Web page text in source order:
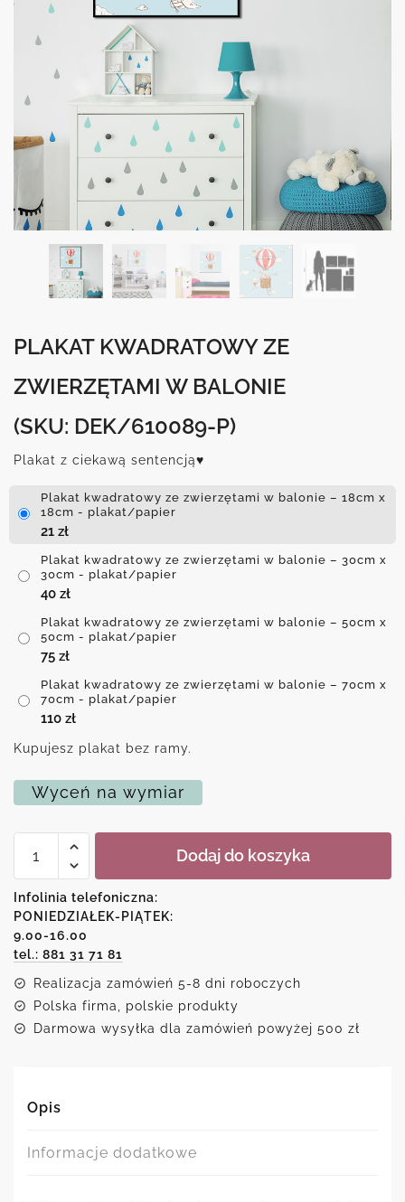
PLAKAT KWADRATOWY ZE
ZWIERZĘTAMI W BALONIE
(SKU: DEK/610089-P)
Plakat z ciekawą sentencją♥
Plakat kwadratowy ze zwierzętami w balonie – 18cm x
18cm - plakat/papier
21 zł
Plakat kwadratowy ze zwierzętami w balonie – 30cm x
30cm - plakat/papier
40 zł
Plakat kwadratowy ze zwierzętami w balonie – 50cm x
50cm - plakat/papier
75 zł
Plakat kwadratowy ze zwierzętami w balonie – 70cm x
70cm - plakat/papier
110 zł
Kupujesz plakat bez ramy.
Wyceń na wymiar
Plakat
kwadratowy
zwierzętami
w
balonie
Dodaj do koszyka
Infolinia telefoniczna:
PONIEDZIAŁEK-PIĄTEK:
9.00-16.00
tel.: 881 31 71 81
Realizacja zamówień 5-8 dni roboczych
Polska firma, polskie produkty
Darmowa wysyłka dla zamówień powyżej 500 zł
Opis
Informacje dodatkowe